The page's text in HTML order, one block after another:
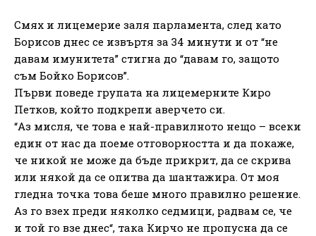
Смях и лицемерие заля парламента, след като
Борисов днес се извъртя за 34 минути и от “не
давам имунитета” стигна до “давам го, защото
съм Бойко Борисов”.
Първи поведе групата на лицемерните Киро
Петков, който подкрепи аверчето си.
“Аз мисля, че това е най-правилното нещо – всеки
един от нас да поеме отговорността и да покаже,
че никой не може да бъде прикрит, да се скрива
или някой да се опитва да шантажира. От моя
гледна точка това беше много правилно решение.
Аз го взех преди няколко седмици, радвам се, че
и той го взе днес“, така Кирчо не пропусна да се